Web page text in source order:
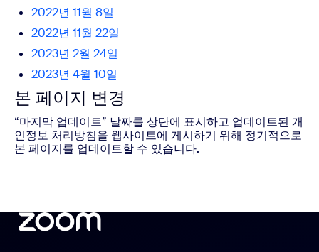
2022년 11월 8일
2022년 11월 22일
2023년 2월 24일
2023년 4월 10일
본 페이지 변경
“마지막 업데이트” 날짜를 상단에 표시하고 업데이트된 개
인정보 처리방침을 웹사이트에 게시하기 위해 정기적으로
본 페이지를 업데이트할 수 있습니다.